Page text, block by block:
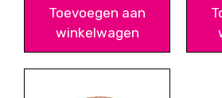
Toevoegen aan
winkelwagen